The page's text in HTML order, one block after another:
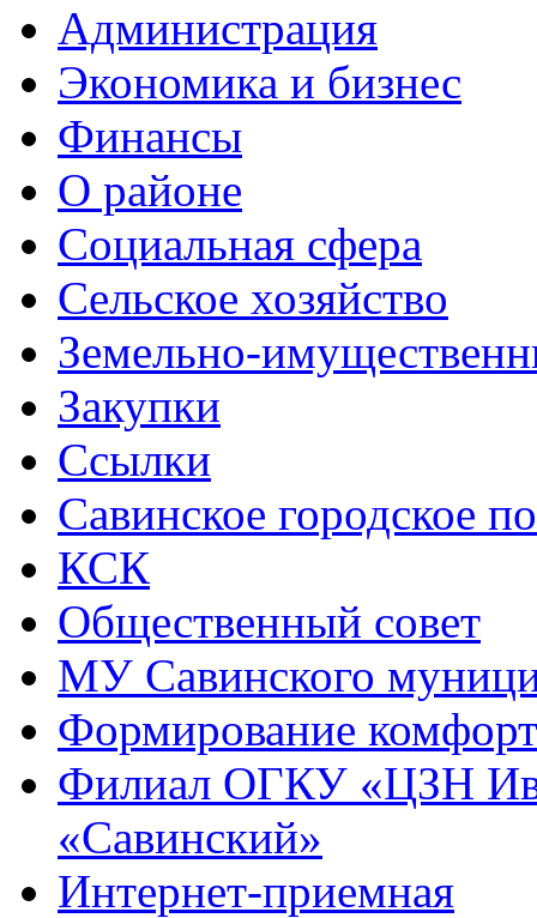
Администрация
Экономика и бизнес
Финансы
О районе
Социальная сфера
Сельское хозяйство
Земельно-
Закупки
Ссылки
Савинское городское
КСК
Общественный совет
МУ Савинского
Формирование
Филиал ОГКУ «ЦЗН
«Савинский»
Интернет-приемная